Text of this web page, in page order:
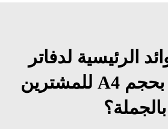
الرئيسية لدفاتر
الملاحظات بحجم A4 للمشترين
بالجملة؟